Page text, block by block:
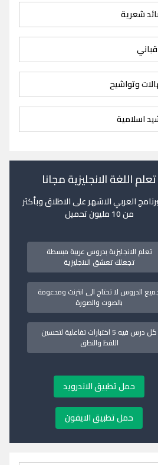
شعرية
قباني
وتواشيح
اسلامية
تعلم اللغة الانجليزية مجانا
العربي الاشهر على الاطلاق وبأكثر
من 10 مليون تحميل
تعلم الانجليزية بدروس عربية مبسطة
تجعلك تعشق الانجليزية
الدروس لا تحتاج الى انترنت ومدعومة
بالصوت والصورة
كل درس فيه 5 اختبارات تفاعلية لتحسين
اللفظ والنطق
حمل تطبيق الاندرويد
حمل تطبيق الايفون